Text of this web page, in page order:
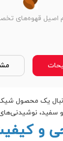
اصیل قهوه‌های
یک محصول
سفید،
و